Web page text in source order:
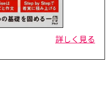
詳しく見る